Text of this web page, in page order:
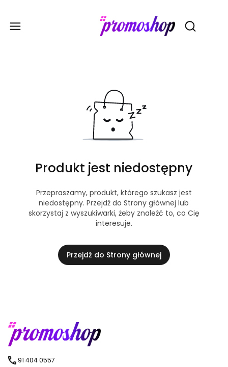
Otwórz
Produkt jest niedostępny
Przepraszamy, produkt, którego szukasz jest
niedostępny. Przejdź do Strony głównej lub
skorzystaj z wyszukiwarki, żeby znaleźć to, co Cię
interesuje.
Przejdź do Strony głównej
91 404 0557